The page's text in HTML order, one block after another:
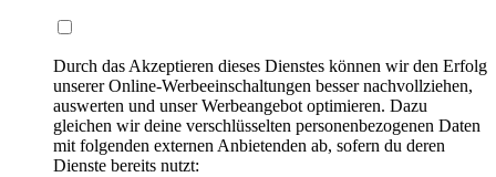
Durch das Akzeptieren dieses Dienstes können wir den Erfolg
unserer Online-Werbeeinschaltungen besser nachvollziehen,
auswerten und unser Werbeangebot optimieren. Dazu
gleichen wir deine verschlüsselten personenbezogenen Daten
mit folgenden externen Anbietenden ab, sofern du deren
Dienste bereits nutzt: